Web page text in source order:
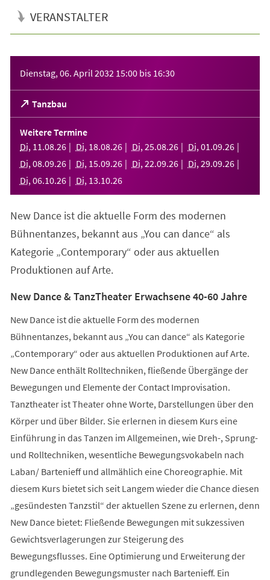
VERANSTALTER
Dienstag, 06. April 2032 15:00 bis 16:30
Tanzbau
(Öffnet
in
einem
neuen
Tab)
Weitere Termine
Di, 11 .08.26 Di, 18.08.26 Di, 25.08.26 Di, 01 .09.26
Di, 08.09.26 Di, 15.09.26 Di, 22.09.26 Di, 29.09.26
Di, 06.10.26 Di, 13.10.26
New Dance ist die aktuelle Form des modernen
Bühnentanzes, bekannt aus „You can dance“ als
Kategorie „Contemporary“ oder aus aktuellen
Produktionen auf Arte.
New Dance & TanzTheater Erwachsene 40-60 Jahre
New Dance ist die aktuelle Form des modernen
Bühnentanzes, bekannt aus „You can dance“ als Kategorie
„Contemporary“ oder aus aktuellen Produktionen auf Arte.
New Dance enthält Rolltechniken, fließende Übergänge der
Bewegungen und Elemente der Contact Improvisation.
Tanztheater ist Theater ohne Worte, Darstellungen über den
Körper und über Bilder. Sie erlernen in diesem Kurs eine
Einführung in das Tanzen im Allgemeinen, wie Dreh-, Sprung-
und Rolltechniken, wesentliche Bewegungsvokabeln nach
Laban/ Bartenieff und allmählich eine Choreographie. Mit
diesem Kurs bietet sich seit Langem wieder die Chance diesen
„gesündesten Tanzstil“ der aktuellen Szene zu erlernen, denn
New Dance bietet: Fließende Bewegungen mit sukzessiven
Gewichtsverlagerungen zur Steigerung des
Bewegungsflusses. Eine Optimierung und Erweiterung der
grundlegenden Bewegungsmuster nach Bartenieff. Ein